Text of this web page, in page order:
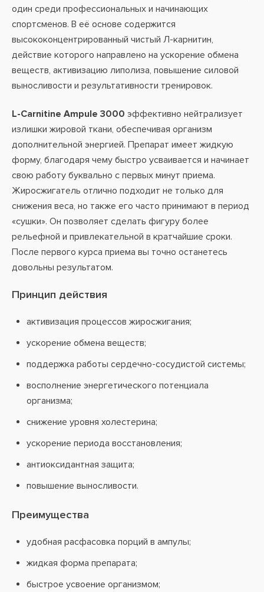
один среди профессиональных и начинающих
спортсменов. В её основе содержится
высококонцентрированный чистый Л-карнитин,
действие которого направлено на ускорение обмена
веществ, активизацию липолиза, повышение силовой
выносливости и результативности тренировок.
L-Carnitine Ampule 3000 эффективно нейтрализует
излишки жировой ткани, обеспечивая организм
дополнительной энергией. Препарат имеет жидкую
форму, благодаря чему быстро усваивается и начинает
свою работу буквально с первых минут приема.
Жиросжигатель отлично подходит не только для
снижения веса, но также его часто принимают в период
«сушки». Он позволяет сделать фигуру более
рельефной и привлекательной в кратчайшие сроки.
После первого курса приема вы точно останетесь
довольны результатом.
Принцип действия
активизация процессов жиросжигания;
ускорение обмена веществ;
поддержка работы сердечно-сосудистой системы;
восполнение энергетического потенциала
организма;
снижение уровня холестерина;
ускорение периода восстановления;
антиоксидантная защита;
повышение выносливости.
Преимущества
удобная расфасовка порций в ампулы;
жидкая форма препарата;
быстрое усвоение организмом;